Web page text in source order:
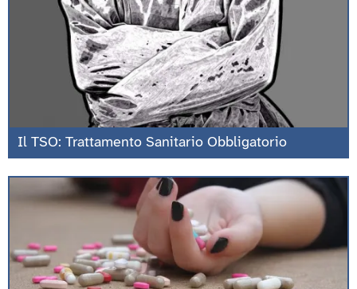
Il TSO: Trattamento Sanitario Obbligatorio